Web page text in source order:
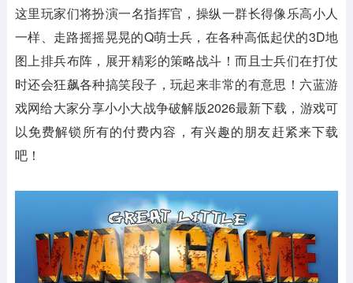
这里玩家们将扮演一名指挥官，操纵一群长得像乐高小人
一样、走路摇摇晃晃的Q萌士兵，在各种高低起伏的3D地
图上排兵布阵，展开精彩的策略战斗！而且士兵们在打仗
时还会狂飙各种搞笑段子，玩起来非常的有意思！六蓝游
戏网给大家分享小小大战争破解版2026最新下载，游戏可
以免费解锁所有的付费内容，有兴趣的朋友赶紧来下载
吧！